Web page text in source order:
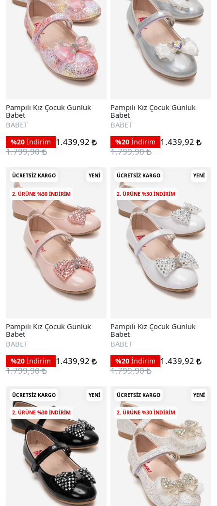
Pampili Kız Çocuk Günlük
Babet
BABET
%20 İndirim
1.439,92
1.799,90
Pampili Kız Çocuk Günlük
Babet
BABET
%20 İndirim
1.439,92
1.799,90
ÜCRETSIZ KARGO YENI
2. ÜRÜNE %30 INDIRIM
Pampili Kız Çocuk Günlük
Babet
BABET
%20 İndirim
1.439,92
1.799,90
ÜCRETSIZ KARGO YENI
2. ÜRÜNE %30 INDIRIM
Pampili Kız Çocuk Günlük
Babet
BABET
%20 İndirim
1.439,92
1.799,90
ÜCRETSIZ KARGO YENI
2. ÜRÜNE %30 INDIRIM
ÜCRETSIZ KARGO YENI
2. ÜRÜNE %30 INDIRIM